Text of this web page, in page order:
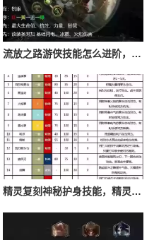
流放之路游侠技能怎么进阶，流放之路游侠技能怎么进阶的
精灵复刻神秘护身技能，精灵复刻攻略